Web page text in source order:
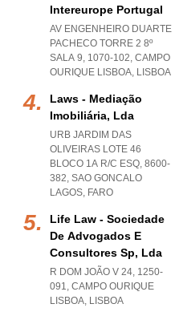
Intereurope Portugal
AV ENGENHEIRO DUARTE
PACHECO TORRE 2 8º
SALA 9, 1070-102, CAMPO
OURIQUE LISBOA, LISBOA
Laws - Mediação
Imobiliária, Lda
URB JARDIM DAS
OLIVEIRAS LOTE 46
BLOCO 1A R/C ESQ, 8600-
382, SAO GONCALO
LAGOS, FARO
Life Law - Sociedade
De Advogados E
Consultores Sp, Lda
R DOM JOÃO V 24, 1250-
091, CAMPO OURIQUE
LISBOA, LISBOA